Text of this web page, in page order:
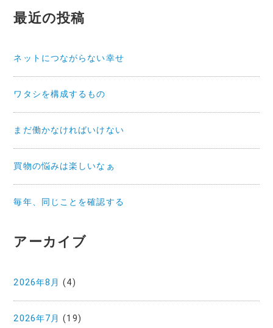
最近の投稿
ネットにつながらない幸せ
ワタシを構成するもの
まだ働かなければいけない
買物の悩みは楽しいなぁ
毎年、同じことを確認する
アーカイブ
2026年8月 (4)
2026年7月 (19)